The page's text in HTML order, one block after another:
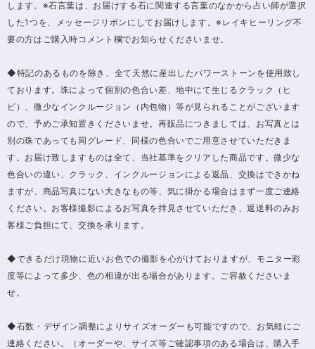
します。※石言葉は、お届けする石に関連する言葉のなかから占い師が選択
した1つを、メッセージリボンにしてお届けします。※レイキヒーリング不
要の方はご購入時コメント欄でお知らせくださいませ。
◆特記のあるものを除き、全て天然に産出したパワーストーンを使用致し
ております。珠によって個別の色合い差、地中にて生じるクラック（ヒ
ビ）、微少なインクルージョン（内包物）等が見られることがございます
ので、予めご承知置きくださいませ。再販品につきましては、お写真とは
別の珠であっても同グレード、同様の色合いでご用意させていただきま
す。お届け致しますものは全て、当社基準をクリアした商品です。微少な
色合いの違い、クラック、インクルージョンによる返品、交換はできかね
ますが、商品写真にない大きなもの等、気に掛かる場合はまず一度ご連絡
ください。お客様撮影によるお写真を拝見させていただき、返送料のみお
客様ご負担にて、交換を承ります。
◆できるだけ現物に近いお色での撮影を心がけておりますが、モニター彩
度等によって多少、色の相違が出る場合があります。ご容赦くださいま
せ。
◆石数・デザイン調整によりサイズオーダーも可能ですので、お気軽にご
連絡ください。（オーダーや、サイズ等ご確認事項のある場合は、購入手